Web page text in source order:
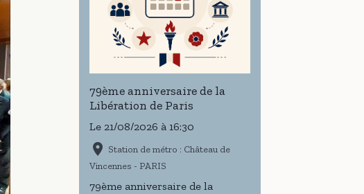
79ème anniversaire de la
Libération de Paris
Le 21/08/2026 à 16:30
Station de métro : Château de
Vincennes - PARIS
79ème anniversaire de la